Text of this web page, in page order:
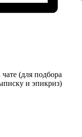
(для подбора
и эпикриз)